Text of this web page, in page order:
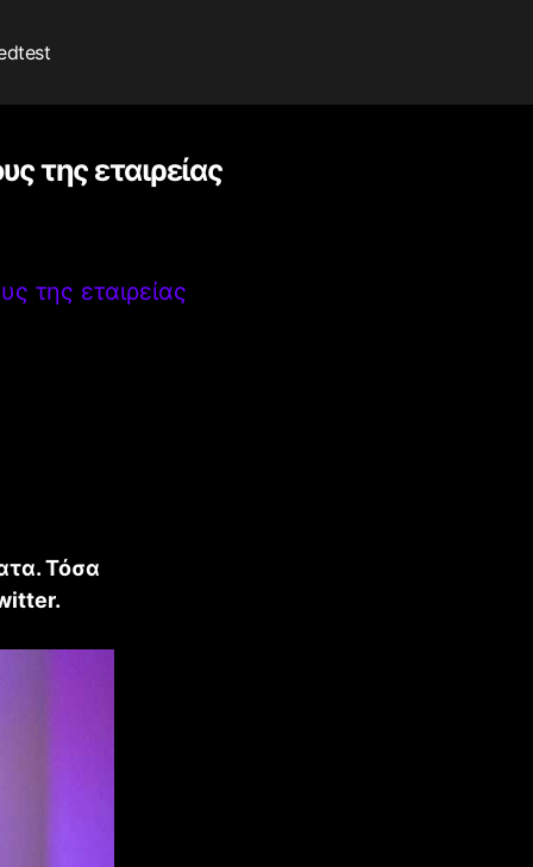
της εταιρείας
της εταιρείας
Τόσα